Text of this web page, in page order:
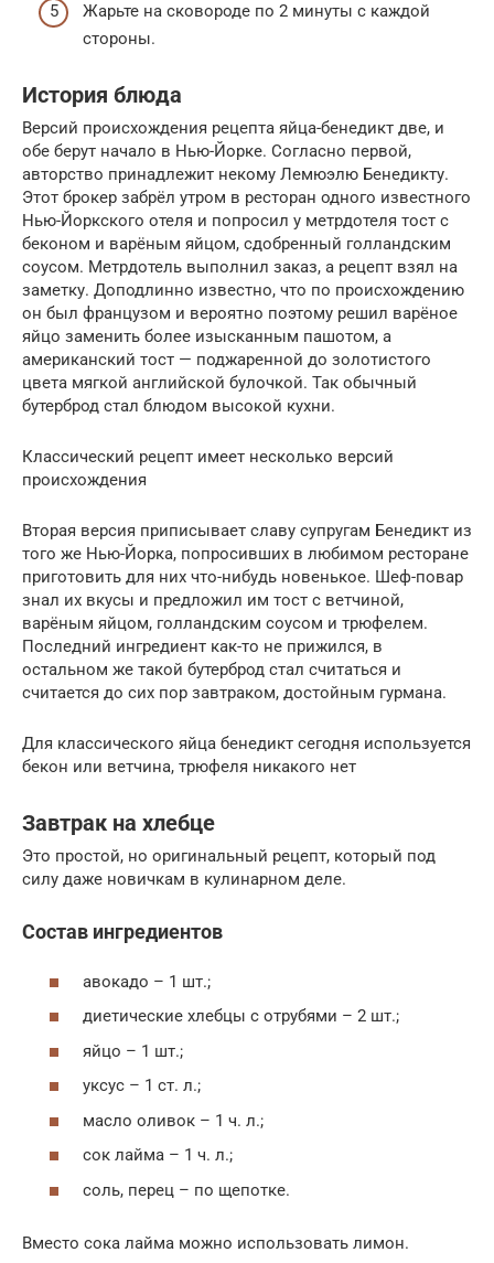
Жарьте на сковороде по 2 минуты с каждой
стороны.
История блюда
Версий происхождения рецепта яйца-бенедикт две, и
обе берут начало в Нью-Йорке. Согласно первой,
авторство принадлежит некому Лемюэлю Бенедикту.
Этот брокер забрёл утром в ресторан одного известного
Нью-Йоркского отеля и попросил у метрдотеля тост с
беконом и варёным яйцом, сдобренный голландским
соусом. Метрдотель выполнил заказ, а рецепт взял на
заметку. Доподлинно известно, что по происхождению
он был французом и вероятно поэтому решил варёное
яйцо заменить более изысканным пашотом, а
американский тост — поджаренной до золотистого
цвета мягкой английской булочкой. Так обычный
бутерброд стал блюдом высокой кухни.
Классический рецепт имеет несколько версий
происхождения
Вторая версия приписывает славу супругам Бенедикт из
того же Нью-Йорка, попросивших в любимом ресторане
приготовить для них что-нибудь новенькое. Шеф-повар
знал их вкусы и предложил им тост с ветчиной,
варёным яйцом, голландским соусом и трюфелем.
Последний ингредиент как-то не прижился, в
остальном же такой бутерброд стал считаться и
считается до сих пор завтраком, достойным гурмана.
Для классического яйца бенедикт сегодня используется
бекон или ветчина, трюфеля никакого нет
Завтрак на хлебце
Это простой, но оригинальный рецепт, который под
силу даже новичкам в кулинарном деле.
Состав ингредиентов
авокадо – 1 шт.;
диетические хлебцы с отрубями – 2 шт.;
яйцо – 1 шт.;
уксус – 1 ст. л.;
масло оливок – 1 ч. л.;
сок лайма – 1 ч. л.;
соль, перец – по щепотке.
Вместо сока лайма можно использовать лимон.